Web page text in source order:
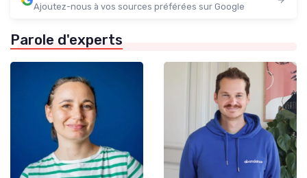
Ajoutez-nous à vos sources préférées sur Google
Parole d'experts